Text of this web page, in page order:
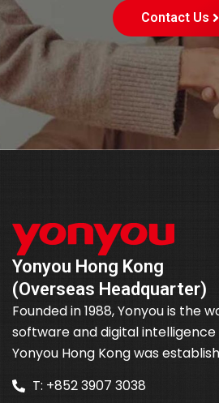
Contact Us
Yonyou Hong Kong
(Overseas Headquarter)
Founded in 1988, Yonyou is the
software and digital
Yonyou Hong Kong was
T: +852 3907 3038